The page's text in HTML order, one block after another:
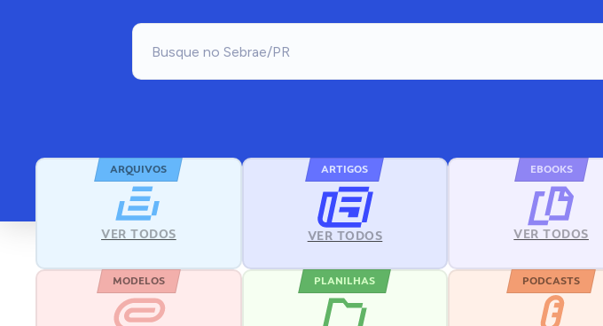
ARQUIVOS
VER TODOS
ARTIGOS
VER TODOS
EBOOKS
VER TODOS
MODELOS PLANILHAS PODCASTS